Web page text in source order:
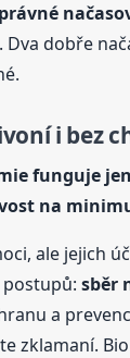
. Dva dobře
i bez
funguje
na
ale jejich
postupů:sběr
a
zklamaní.